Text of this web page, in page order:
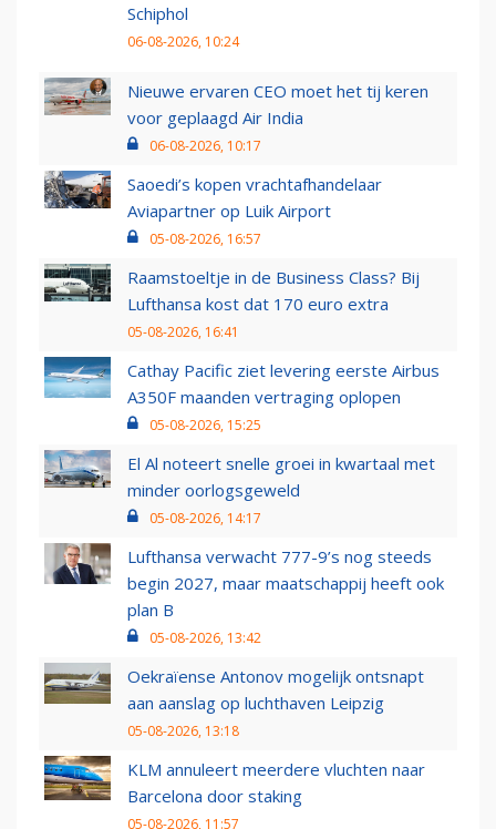
Schiphol
06-08-2026, 10:24
Nieuwe ervaren CEO moet het tij keren
voor geplaagd Air India
06-08-2026, 10:17
Saoedi’s kopen vrachtafhandelaar
Aviapartner op Luik Airport
05-08-2026, 16:57
Raamstoeltje in de Business Class? Bij
Lufthansa kost dat 170 euro extra
05-08-2026, 16:41
Cathay Pacific ziet levering eerste Airbus
A350F maanden vertraging oplopen
05-08-2026, 15:25
El Al noteert snelle groei in kwartaal met
minder oorlogsgeweld
05-08-2026, 14:17
Lufthansa verwacht 777-9’s nog steeds
begin 2027, maar maatschappij heeft ook
plan B
05-08-2026, 13:42
Oekraïense Antonov mogelijk ontsnapt
aan aanslag op luchthaven Leipzig
05-08-2026, 13:18
KLM annuleert meerdere vluchten naar
Barcelona door staking
05-08-2026, 11:57